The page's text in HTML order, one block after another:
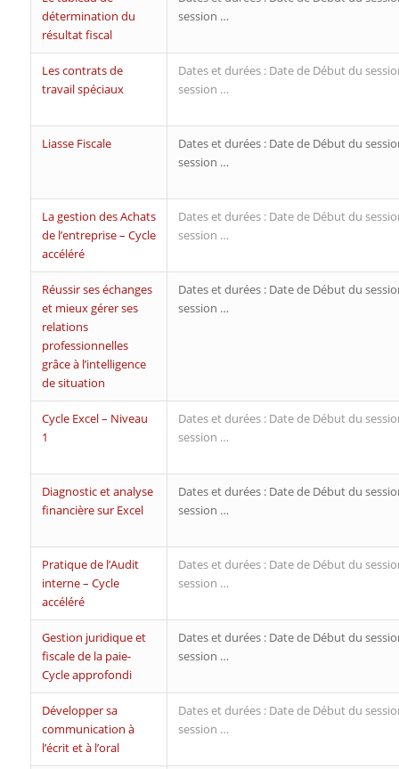
détermination du
résultat fiscal
session …
Les contrats de
travail spéciaux
Dates et durées : Date de Début du
session …
Liasse Fiscale
Dates et durées : Date de Début du
session …
La gestion des Achats
de l’entreprise – Cycle
accéléré
Dates et durées : Date de Début du
session …
Réussir ses échanges
et mieux gérer ses
relations
professionnelles
grâce à l’intelligence
de situation
Dates et durées : Date de Début du
session …
Cycle Excel – Niveau
1
Dates et durées : Date de Début du
session …
Diagnostic et analyse
financière sur Excel
Dates et durées : Date de Début du
session …
Pratique de l’Audit
interne – Cycle
accéléré
Dates et durées : Date de Début du
session …
Gestion juridique et
fiscale de la paie-
Cycle approfondi
Dates et durées : Date de Début du
session …
Développer sa
communication à
l’écrit et à l’oral
Dates et durées : Date de Début du
session …